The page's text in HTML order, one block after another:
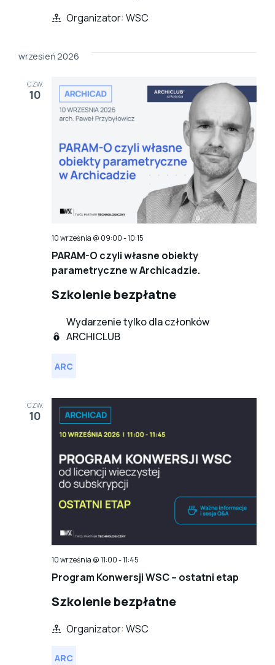
Organizator: WSC
wrzesień 2026
CZW.
10
10 września @ 09:00-10:15
PARAM-O czyli własne obiekty
parametryczne w Archicadzie.
Szkolenie bezpłatne
Wydarzenie tylko dla członków
ARCHICLUB
ARC
CZW.
10
10 września @ 11:00-11:45
Program Konwersji WSC – ostatni etap
Szkolenie bezpłatne
Organizator: WSC
ARC